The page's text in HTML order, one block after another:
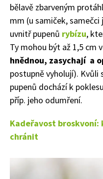
bělavě zbarveným
mm (u samiček, samečci
uvnitř pupenů rybízu,
Ty mohou být až 1,5 cm
hnědnou, zasychajía
postupně vyholují). Kvůli
pupenů dochází k poklesu
příp. jeho odumření.
Kadeřavost broskvoní:
chránit